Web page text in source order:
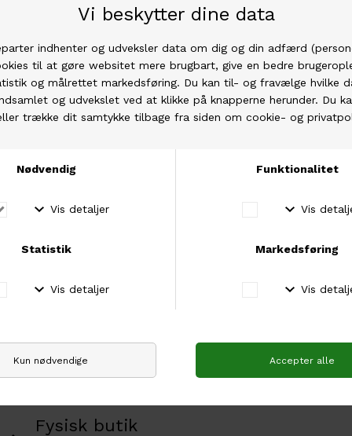
strikkes sammen med andre kvaliteter, eller med
Komposition:60% Polyester, 40% Nylon
Løbelængde: Ca. 550m pr. 25g
Vaskeanvisning: Håndvaskes - tåler centrifugering i
maskinen
Vi har den bedste garn i den højeste kvalitet.
Hos os er der fri fragt ved køb for mere end 500
Fysisk butik